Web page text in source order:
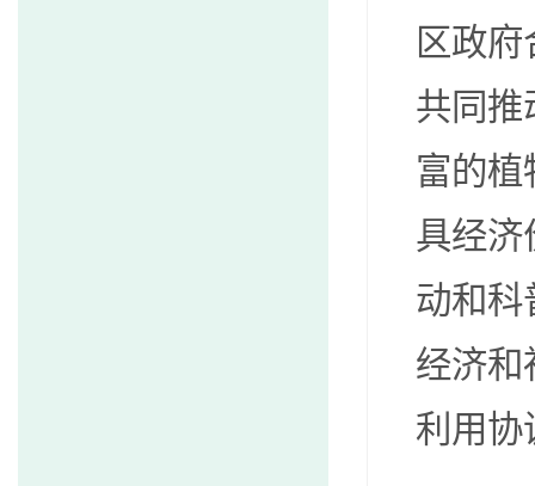
区政
共同推
富的植
具经济
动和科
经济和
利用协